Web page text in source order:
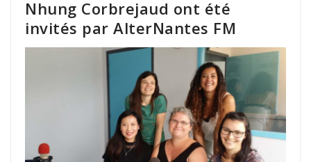
Nhung Corbrejaud ont été
invités par AlterNantes FM